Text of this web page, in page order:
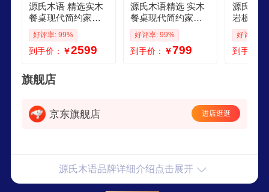
源氏木语 精选实木
餐桌现代简约家用
饭桌北欧小户型餐
厅桌子橡木 19胡桃
色餐桌16米圆弧餐
好评率: 99%
到手价： ￥2599
源氏木语精选 实木
餐桌现代简约家用
饭桌北欧小户型餐
厅橡木胡桃色桌子 1
橡胶木胡桃色餐桌1
好评率: 99%
到手价： ￥799
源氏木
岩板直
简约家
小户型
木 5水云
好评率:
到手价：
旗舰店
京东旗舰店 进店逛逛
源氏木语品牌详细介绍点击展开